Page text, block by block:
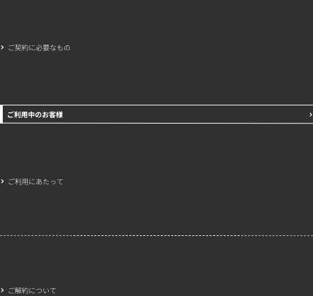
ご契約に必要なもの
ご利用中のお客様
ご利用にあたって
ご解約について